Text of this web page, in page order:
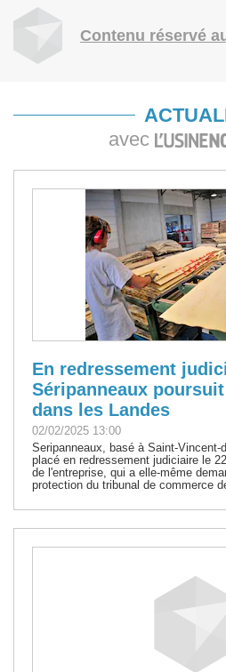
Contenu réservé
avec
En redressement
Séripanneaux
dans les Landes
02/02/2025 13:00
Seripanneaux, basé à Saint-Vincent-
placé en redressement judiciaire le
de l'entreprise, qui a elle-même
protection du tribunal de commerce